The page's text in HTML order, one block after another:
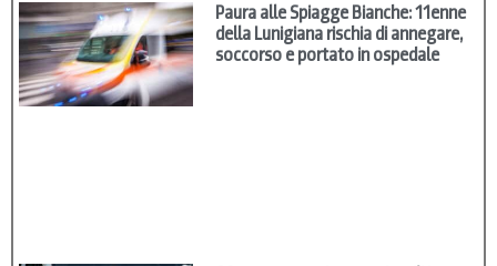
Paura alle Spiagge Bianche: 11enne
della Lunigiana rischia di annegare,
soccorso e portato in ospedale